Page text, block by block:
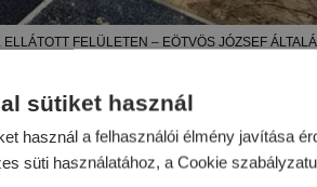
FELÜLETEN – EÖTVÖS JÓZSEF
és festést követően kerültek újra
sütiket használ
használ a felhasználói élmény javítása
süti használatához, a Cookie